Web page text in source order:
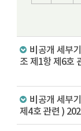
비공개 세부
조 제1항 제6호
비공개 세부
제4호 관련 )